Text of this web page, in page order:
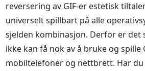
reversering av GIF-er estetisk
universelt spillbart på alle
sjelden kombinasjon. Derfor er det
ikke kan få nok av å bruke og spille
mobiltelefoner og nettbrett. Har